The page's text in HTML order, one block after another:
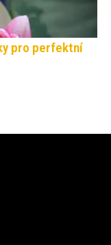
pro perfektní